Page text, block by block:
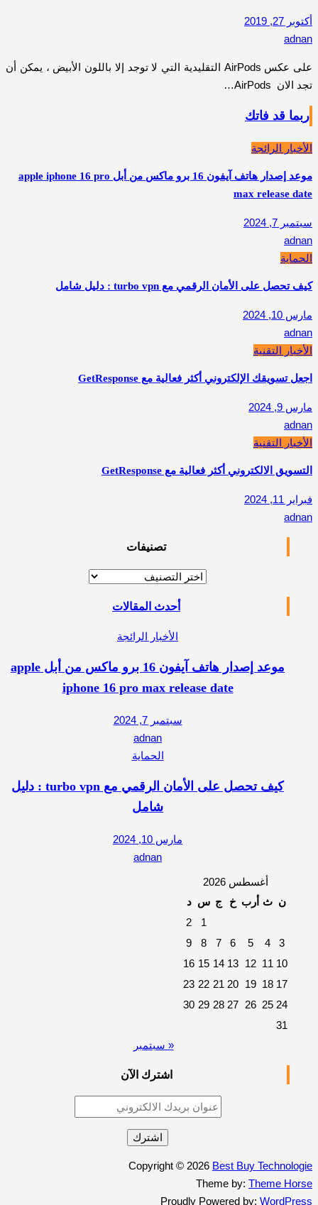
أكتوبر 27, 2019
adnan
على عكس AirPods التقليدية التي لا توجد إلا باللون الأبيض ، يمكن أن
تجد الان AirPods…
ربما قد فاتك
الأخبار الرائجة
موعد إصدار هاتف آيفون 16 برو ماكس من أبل apple iphone 16 pro
max release date
سبتمبر 7, 2024
adnan
الحماية
كيف تحصل على الأمان الرقمي مع turbo vpn : دليل شامل
مارس 10, 2024
adnan
الأخبار التقنية
اجعل تسويقك الإلكتروني أكثر فعالية مع GetResponse
مارس 9, 2024
adnan
الأخبار التقنية
التسويق الالكتروني أكثر فعالية مع GetResponse
فبراير 11, 2024
adnan
تصنيفات
تصنيفات
أحدث المقالات
الأخبار الرائجة
موعد إصدار هاتف آيفون 16 برو ماكس من أبل apple
iphone 16 pro max release date
سبتمبر 7, 2024
adnan
الحماية
كيف تحصل على الأمان الرقمي مع turbo vpn : دليل
شامل
مارس 10, 2024
adnan
أغسطس 2026
ن ث أرب خ ج س د
1
2
3
4
5
6
7
8
9
10
11
12
13
14
15
16
17
18
19
20
21
22
23
24
25
26
27
28
29
30
31
« سبتمبر
اشترك الآن
Copyright © 2026 Best Buy Technologie
Theme by: Theme Horse
Proudly Powered by: WordPress